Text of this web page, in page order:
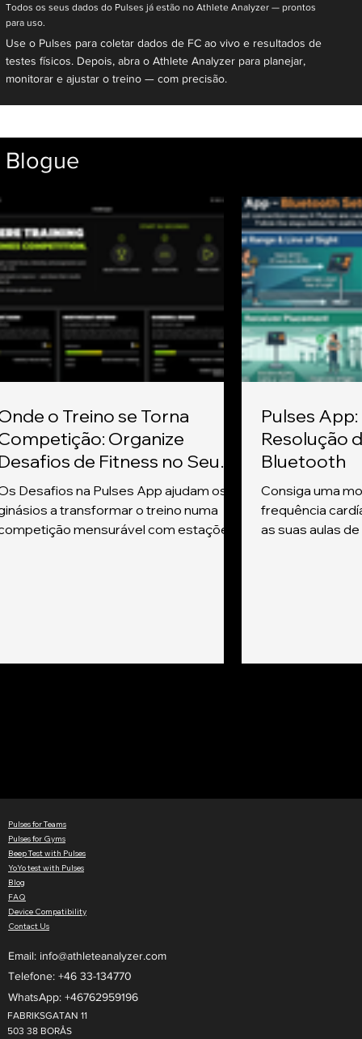
Todos os seus dados do Pulses já estão no Athlete Analyzer — prontos
para uso.
Use o Pulses para coletar dados de FC ao vivo e resultados de
testes físicos. Depois, abra o Athlete Analyzer para planejar,
monitorar e ajustar o treino — com precisão.
Blogue
o Treino se Torna
Organize
de Fitness no Seu
Desafios na Pulses App ajudam os
a transformar o treino numa
mensurável com estações,
Pulses
Resolução
Bluetooth
Consiga uma
frequência
as suas aulas
Pulses (iPad,
Pulses for Teams
Pulses for Gyms
Beep Test with Pulses
YoYo test with Pulses
Blog
FAQ
Device Compatibility
Contact Us
Email: info@athleteanalyzer.com
Telefone: +46 33-134770​
WhatsApp: +46762959196
FABRIKSGATAN 11
503 38 BORÅS